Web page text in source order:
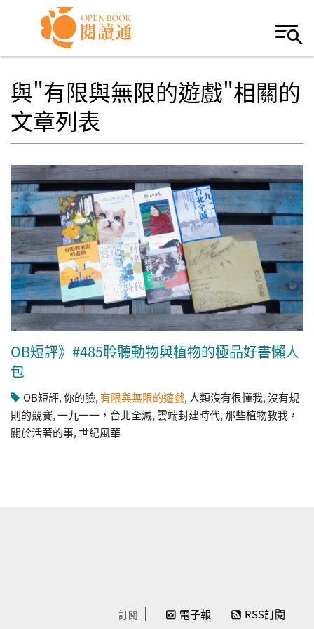
Skip to navigation
移至主內容
與"有限與無限的遊戲"相關的
文章列表
OB短評》#485聆聽動物與植物的極品好書懶人
包
OB短評,你的臉,有限與無限的遊戲, 人類沒有很懂我,沒有規
則的競賽,一九一一，台北全滅,雲端封建時代,那些植物教我，
關於活著的事,世紀風華
訂閱 電子報 RSS訂閱